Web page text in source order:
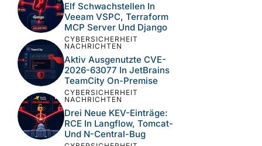
Elf Schwachstellen In
Veeam VSPC, Terraform
MCP Server Und Django
CYBERSICHERHEIT
NACHRICHTEN
Aktiv Ausgenutzte CVE-
2026-63077 In JetBrains
TeamCity On-Premise
CYBERSICHERHEIT
NACHRICHTEN
Drei Neue KEV-Einträge:
RCE In Langflow, Tomcat-
Und N-Central-Bug